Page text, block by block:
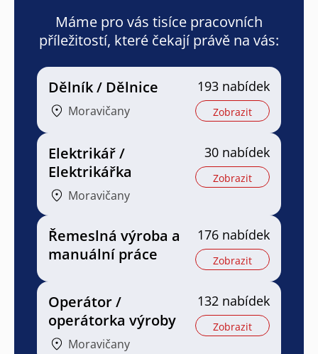
Máme pro vás tisíce pracovních
příležitostí, které čekají právě na vás:
Dělník / Dělnice
Moravičany
193 nabídek
Zobrazit
Elektrikář /
Elektrikářka
Moravičany
30 nabídek
Zobrazit
Řemeslná výroba a
manuální práce
176 nabídek
Zobrazit
Operátor /
operátorka výroby
Moravičany
132 nabídek
Zobrazit